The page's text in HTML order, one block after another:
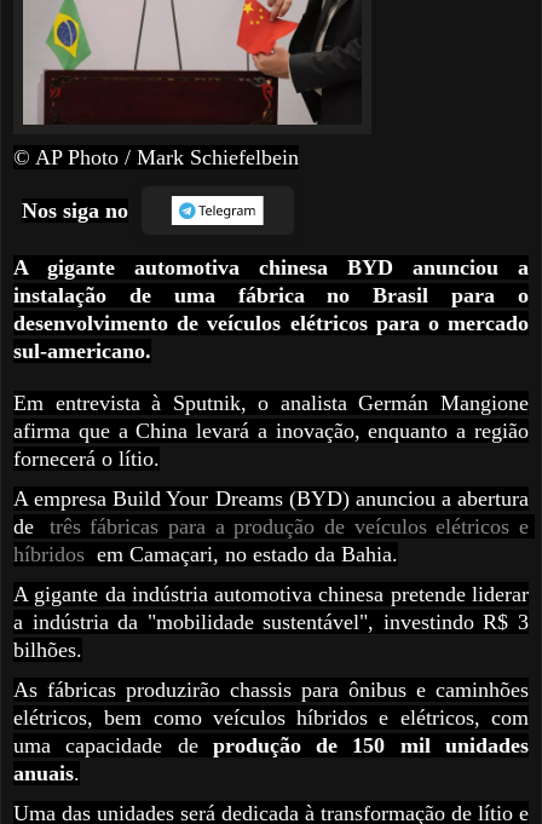
© AP Photo / Mark Schiefelbein
Nos siga no
A gigante automotiva chinesa BYD anunciou a
instalação de uma fábrica no Brasil para o
desenvolvimento de veículos elétricos para o mercado
sul-americano.
Em entrevista à Sputnik, o analista Germán Mangione
afirma que a China levará a inovação, enquanto a região
fornecerá o lítio.
A empresa Build Your Dreams (BYD) anunciou a abertura
de
três fábricas para a produção de veículos elétricos e
híbridos em Camaçari, no estado da Bahia.
A gigante da indústria automotiva chinesa pretende liderar
a indústria da "mobilidade sustentável", investindo R$ 3
bilhões.
As fábricas produzirão chassis para ônibus e caminhões
elétricos, bem como veículos híbridos e elétricos, com
uma capacidade de produção de 150 mil unidades
anuais.
Uma das unidades será dedicada à transformação de lítio e